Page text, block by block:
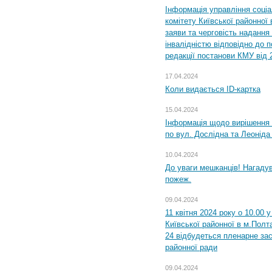
Інформація управління
комітету Київської
заяви та черговість надання
інвалідністю відповідно
редакції постанови КМУ
17.04.2024
Коли видається ID-картка
15.04.2024
Інформація щодо
по вул. Дослідна та Леоніда
10.04.2024
До уваги мешканців!
пожеж.
09.04.2024
11 квітня 2024 року о 10.00
Київської районної в
24 відбудеться пленарне
районної ради
09.04.2024